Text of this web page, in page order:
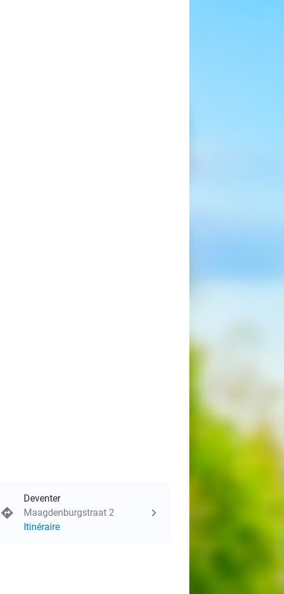
Deventer
Maagdenburgstraat 2
Itinéraire